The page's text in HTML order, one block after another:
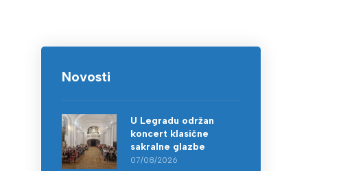
Novosti
U Legradu održan
koncert klasične
sakralne glazbe
07/08/2026